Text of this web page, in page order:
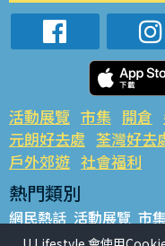
活動展覽 市集 開倉
元朗好去處 荃灣好去
戶外郊遊 社會福利
熱門類別
網民熱話 活動展覽 市集
銅鑼灣好去處 元朗好去